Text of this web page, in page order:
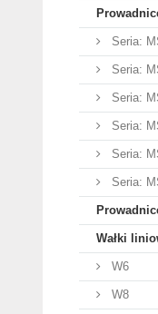
Seria:
Seria:
Seria:
Seria:
Seria:
Seria:
Wałki
W6
W8